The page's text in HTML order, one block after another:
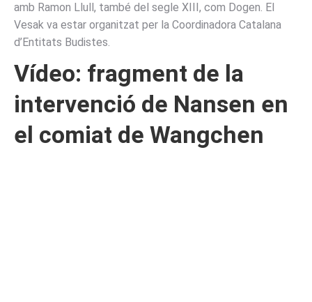
amb Ramon Llull, també del segle XIII, com Dogen. El
Vesak va estar organitzat per la Coordinadora Catalana
d’Entitats Budistes.
Vídeo: fragment de la
intervenció de Nansen en
el comiat de Wangchen